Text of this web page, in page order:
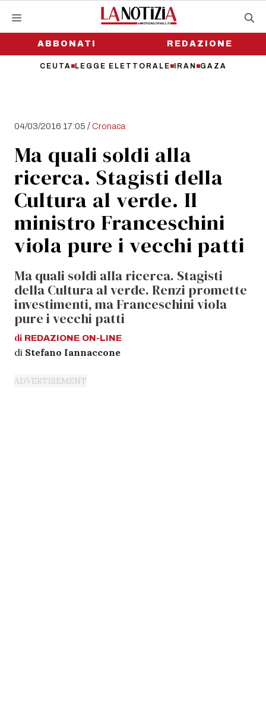
contenutoABBONATI
CEUTA LEGGE ELETTORALE IRAN GAZA
REDAZIONE
04/03/2016 17:05 /Cronaca
Ma quali soldi alla
ricerca. Stagisti della
Cultura al verde. Il
ministro Franceschini
viola pure i vecchi patti
Ma quali soldi alla ricerca. Stagisti
della Cultura al verde. Renzi promette
investimenti, ma Franceschini viola
pure i vecchi patti
di REDAZIONE ON-LINE
di Stefano Iannaccone